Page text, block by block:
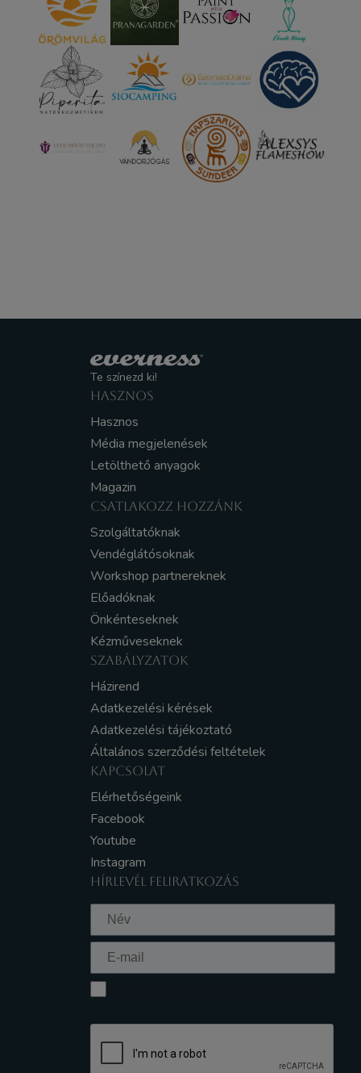
Te színezd ki!
HASZNOS
Hasznos
Média megjelenések
Letölthető anyagok
Magazin
CSATLAKOZZ HOZZÁNK
Szolgáltatóknak
Vendéglátósoknak
Workshop partnereknek
Előadóknak
Önkénteseknek
Kézműveseknek
SZABÁLYZATOK
Házirend
Adatkezelési kérések
Adatkezelési tájékoztató
Általános szerződési feltételek
KAPCSOLAT
Elérhetőségeink
Facebook
Youtube
Instagram
HÍRLEVÉL FELIRATKOZÁS